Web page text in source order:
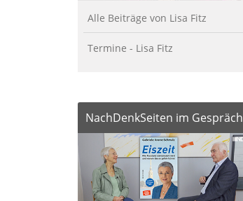
Alle Beiträge von Lisa Fitz
Termine - Lisa Fitz
NachDenkSeiten im Gespräch